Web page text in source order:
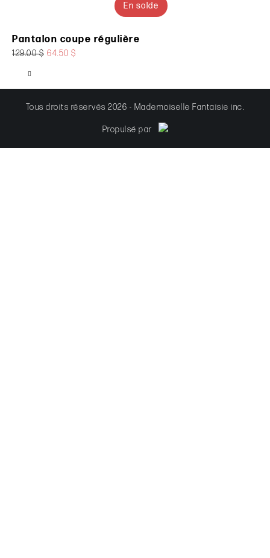
En solde
Pantalon coupe régulière
129.00 $ 64.50 $
Tous droits réservés 2026 - Mademoiselle Fantaisie inc.
Propulsé par